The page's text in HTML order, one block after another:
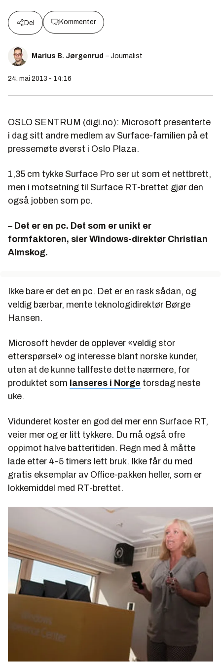
Del Kommenter
Marius B. Jørgenrud – Journalist
24. mai 2013 - 14:16
OSLO SENTRUM (digi.no): Microsoft presenterte
i dag sitt andre medlem av Surface-familien på et
pressemøte øverst i Oslo Plaza.
1,35 cm tykke Surface Pro ser ut som et nettbrett,
men i motsetning til Surface RT-brettet gjør den
også jobben som pc.
– Det er en pc. Det som er unikt er
formfaktoren, sier Windows-direktør Christian
Almskog.
Ikke bare er det en pc. Det er en rask sådan, og
veldig bærbar, mente teknologidirektør Børge
Hansen.
Microsoft hevder de opplever «veldig stor
etterspørsel» og interesse blant norske kunder,
uten at de kunne tallfeste dette nærmere, for
produktet som lanseres i Norge torsdag neste
uke.
Vidunderet koster en god del mer enn Surface RT,
veier mer og er litt tykkere. Du må også ofre
oppimot halve batteritiden. Regn med å måtte
lade etter 4-5 timers lett bruk. Ikke får du med
gratis eksemplar av Office-pakken heller, som er
lokkemiddel med RT-brettet.